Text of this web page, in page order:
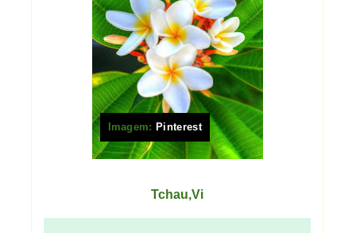
Imagem: Pinterest
Tchau,Vi